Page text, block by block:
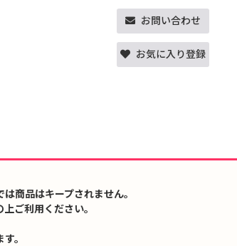
お問い合わせ
お気に入り登録
商品はキープされません。
ご利用ください。
。